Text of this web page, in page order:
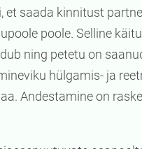
et saada kinnitust
poole. Selline
ning petetu on
hülgamis- ja
Andestamine on